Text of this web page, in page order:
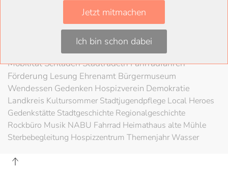
KunstvereinMuseum
Braunschweigische LandschaftHABSchloss
80 Jahre KriegsendeLiteratur
SchöppenstedtUmweltschutzLAG Rock
MobilitätSchladenStadtradelnFahrradfahren
Förderung Lesung Ehrenamt Bürgermuseum
Wendessen Gedenken Hospizverein Demokratie
Landkreis KultursommerStadtjugendpflege Local Heroes
Gedenkstätte Stadtgeschichte Regionalgeschichte
Rockbüro Musik NABU Fahrrad Heimathaus alte Mühle
Sterbebegleitung Hospizzentrum Themenjahr Wasser
Jetzt mitmachen
Ich bin schon dabei